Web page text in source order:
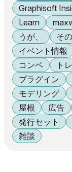
Graphisoft
Learn
うが、
そ
イベント情報
コンペ
ト
プラグイン
モデリング
屋根
広告
発行セット
雑談